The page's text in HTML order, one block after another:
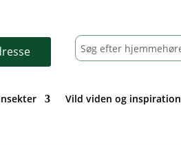
Vild viden og inspiration